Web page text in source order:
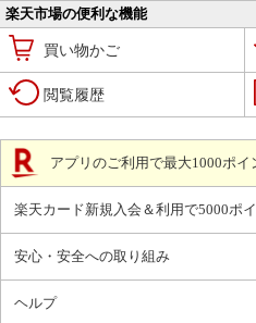
楽天市場の便利な機能
買い物かご
閲覧履歴
アプリのご利用で最大1000ポイ
楽天カード新規入会＆利用で5000ポイ
安心・安全への取り組み
ヘルプ